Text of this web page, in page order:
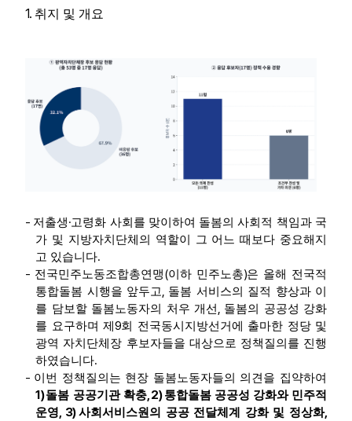
1. 취지 및 개요
- 저출생·고령화 사회를 맞이하여 돌봄의 사회적 책임과 국
가 및 지방자치단체의 역할이 그 어느 때보다 중요해지
고 있습니다.
- 전국민주노동조합총연맹(이하 민주노총)은 올해 전국적
통합돌봄 시행을 앞두고, 돌봄 서비스의 질적 향상과 이
를 담보할 돌봄노동자의 처우 개선, 돌봄의 공공성 강화
를 요구하며 제9회 전국동시지방선거에 출마한 정당 및
광역 자치단체장 후보자들을 대상으로 정책질의를 진행
하였습니다.
- 이번 정책질의는 현장 돌봄노동자들의 의견을 집약하여
1)돌봄 공공기관 확충, 2)통합돌봄 공공성 강화와 민주적
운영, 3)사회서비스원의 공공 전달체계 강화 및 정상화,